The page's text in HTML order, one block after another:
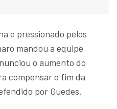
e pressionado pelos
mandou a equipe
o aumento do
compensar o fim da
por Guedes.